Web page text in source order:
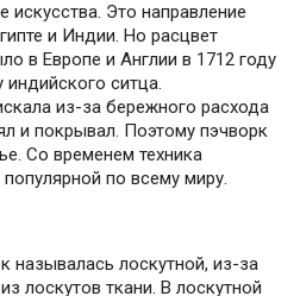
искусства. Это направление
и Индии. Но расцвет
в Европе и Англии в 1712 году
ситца.
из-за бережного расхода
и покрывал. Поэтому пэчворк
Со временем техника
по всему миру.
называлась лоскутной, из-за
лоскутов ткани. В лоскутной